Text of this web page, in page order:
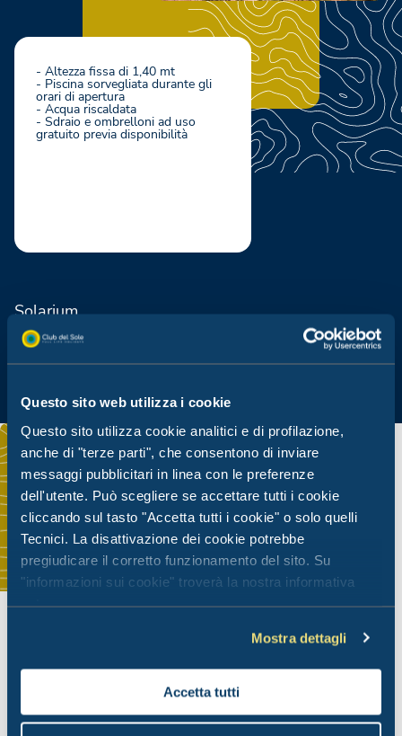
Questo sito web utilizza i cookie
Questo sito utilizza cookie analitici e di profilazione,
anche di "terze parti", che consentono di inviare
messaggi pubblicitari in linea con le preferenze
dell'utente. Può scegliere se accettare tutti i cookie
cliccando sul tasto "Accetta tutti i cookie" o solo quelli
Tecnici. La disattivazione dei cookie potrebbe
pregiudicare il corretto funzionamento del sito. Su
"informazioni sui cookie" troverà la nostra informativa
estesa.
Mostra dettagli
Accetta tutti
- Altezza fissa di 1,40 mt
- Piscina sorvegliata durante gli
orari di apertura
- Acqua riscaldata
- Sdraio e ombrelloni ad uso
gratuito previa disponibilità
Solarium